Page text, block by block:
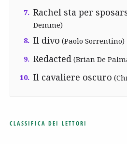
7. Rachel sta per
Demme)
8. Il divo (Paolo Sorrentino)
9. Redacted (Brian De
10. Il cavaliere oscuro
CLASSIFICA DEI LETTORI